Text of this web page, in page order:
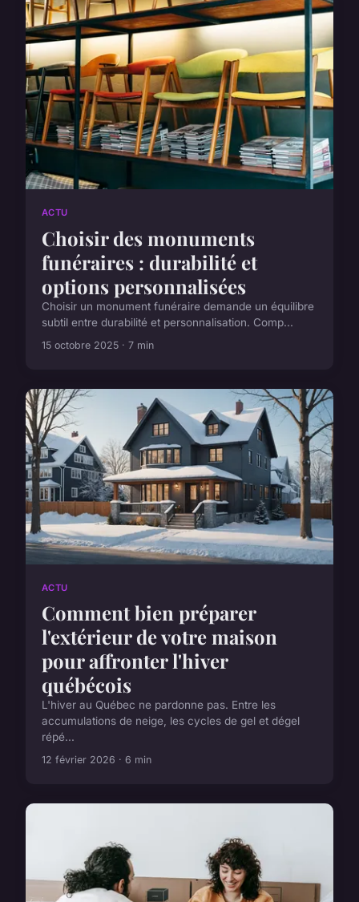
ACTU
Choisir des monuments
funéraires : durabilité et
options personnalisées
Choisir un monument funéraire demande un équilibre
subtil entre durabilité et personnalisation. Comp...
15 octobre 2025 · 7 min
ACTU
Comment bien préparer
l'extérieur de votre maison
pour affronter l'hiver
québécois
L'hiver au Québec ne pardonne pas. Entre les
accumulations de neige, les cycles de gel et dégel
répé...
12 février 2026 · 6 min